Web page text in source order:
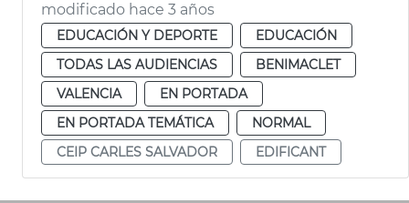
modificado hace 3 años
EDUCACIÓN Y DEPORTE
EDUCACIÓN
TODAS LAS AUDIENCIAS
BENIMACLET
VALENCIA
EN PORTADA
EN PORTADA TEMÁTICA
NORMAL
CEIP CARLES SALVADOR
EDIFICANT